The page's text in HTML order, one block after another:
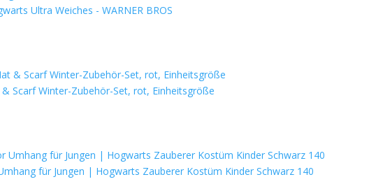
Ultra Weiches - WARNER BROS
Scarf Winter-Zubehör-Set, rot, Einheitsgröße
für Jungen | Hogwarts Zauberer Kostüm Kinder Schwarz 140